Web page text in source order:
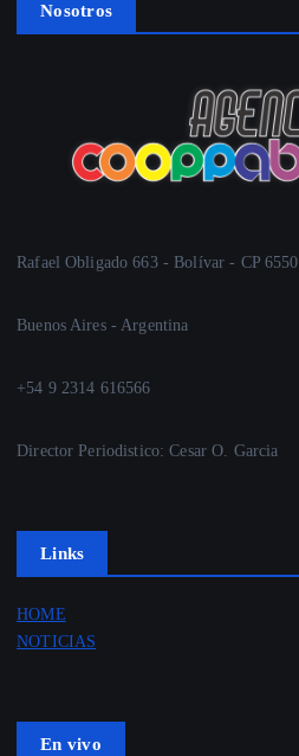
Nosotros
Rafael Obligado 663 - Bolívar - CP 6550
Buenos Aires - Argentina
+54 9 2314 616566
Director Periodistico: Cesar O. Garcia
Links
HOME
NOTICIAS
En vivo